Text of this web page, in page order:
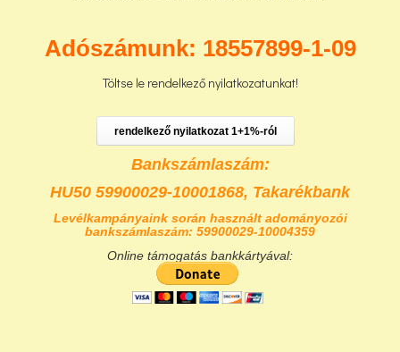
Adószámunk: 18557899-1-09
Töltse le rendelkező nyilatkozatunkat!
rendelkező nyilatkozat 1+1%-ról
Bankszámlaszám:
HU50 59900029-10001868, Takarékbank
Levélkampányaink során használt adományozói
bankszámlaszám: 59900029-10004359
Online támogatás bankkártyával: